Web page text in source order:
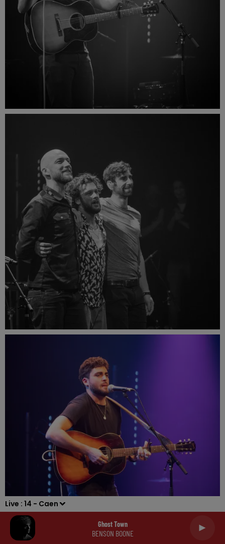
Live : 14 - Caen
Ghost Town
BENSON BOONE